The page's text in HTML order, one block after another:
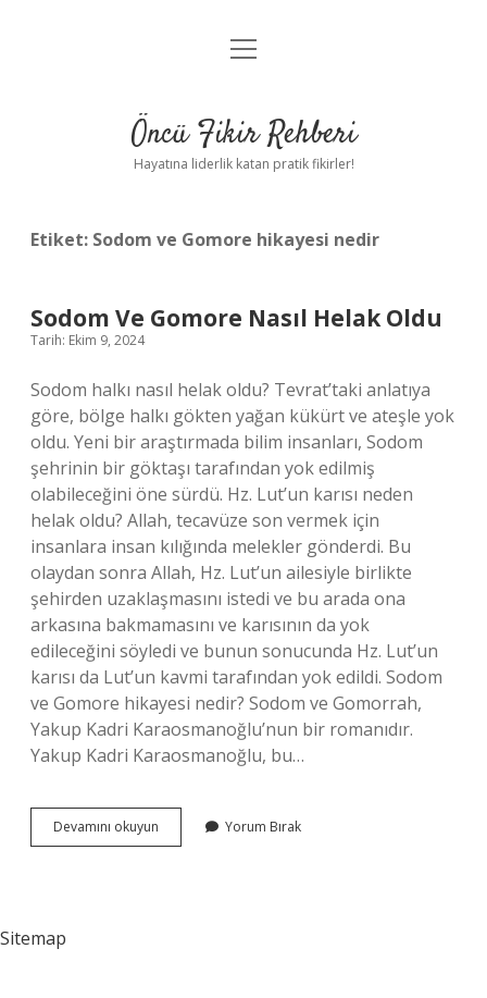
Anasayfa
Yasal Uyarı
menüyü
Öncü Fikir Rehberi
Hayatına liderlik katan pratik fikirler!
Etiket: Sodom ve Gomore hikayesi nedir
Sodom Ve Gomore Nasıl Helak Oldu
Tarih: Ekim 9, 2024
Sodom halkı nasıl helak oldu? Tevrat’taki anlatıya
göre, bölge halkı gökten yağan kükürt ve ateşle yok
oldu. Yeni bir araştırmada bilim insanları, Sodom
şehrinin bir göktaşı tarafından yok edilmiş
olabileceğini öne sürdü. Hz. Lut’un karısı neden
helak oldu? Allah, tecavüze son vermek için
insanlara insan kılığında melekler gönderdi. Bu
olaydan sonra Allah, Hz. Lut’un ailesiyle birlikte
şehirden uzaklaşmasını istedi ve bu arada ona
arkasına bakmamasını ve karısının da yok
edileceğini söyledi ve bunun sonucunda Hz. Lut’un
karısı da Lut’un kavmi tarafından yok edildi. Sodom
ve Gomore hikayesi nedir? Sodom ve Gomorrah,
Yakup Kadri Karaosmanoğlu’nun bir romanıdır.
Yakup Kadri Karaosmanoğlu, bu…
Devamını okuyun
Ve
Yorum Bırak
Sitemap